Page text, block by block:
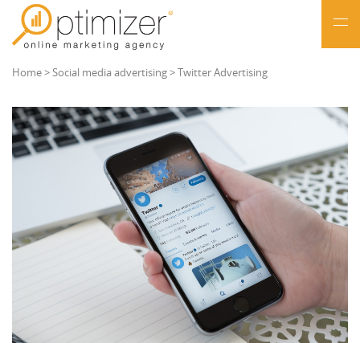
Home>Social media advertising>Twitter Advertising